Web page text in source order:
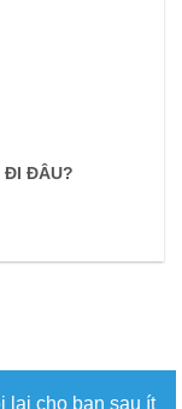
ĐI ĐÂU?
lại cho bạn sau ít